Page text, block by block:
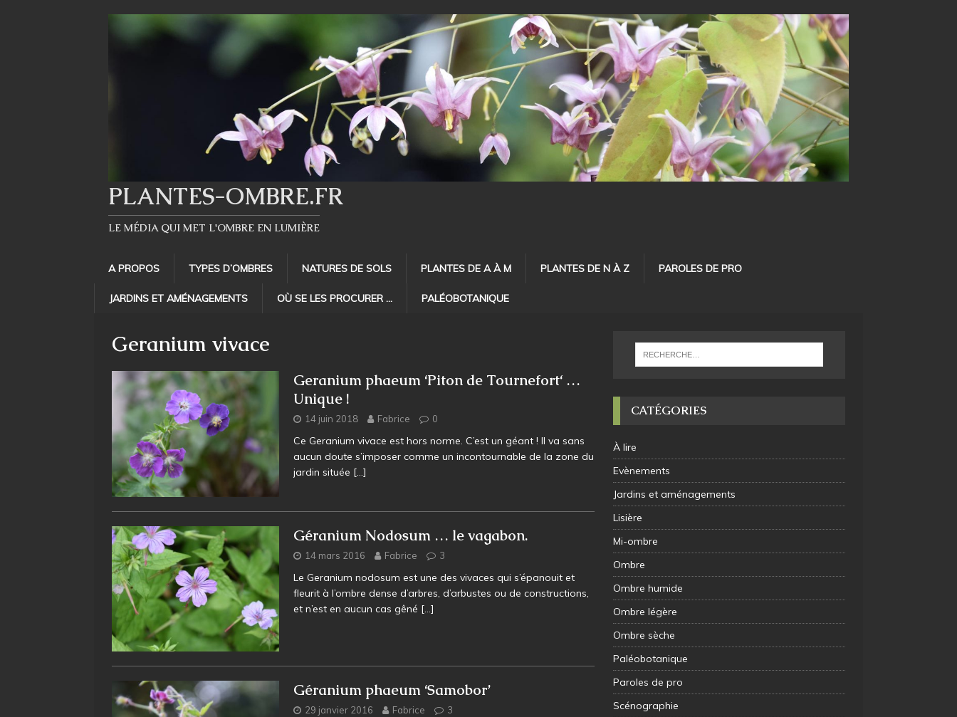
PLANTES-OMBRE.FR
LE MÉDIA QUI MET L'OMBRE EN LUMIÈRE
A PROPOS TYPES D’OMBRES NATURES DE SOLS PLANTES DE A À M PLANTES DE N À Z PAROLES DE PRO
JARDINS ET AMÉNAGEMENTS OÙ SE LES PROCURER … PALÉOBOTANIQUE
Geranium vivace
Geranium phaeum ‘Piton de Tournefort‘ …
Unique !
14 juin 2018 Fabrice 0
Ce Geranium vivace est hors norme. C’est un géant ! Il va sans
aucun doute s’imposer comme un incontournable de la zone du
jardin située […]
Géranium Nodosum … le vagabon.
14 mars 2016 Fabrice 3
Le Geranium nodosum est une des vivaces qui s’épanouit et
fleurit à l’ombre dense d’arbres, d’arbustes ou de constructions,
et n’est en aucun cas gêné […]
Géranium phaeum ‘Samobor’
29 janvier 2016 Fabrice 3
CATÉGORIES
À lire
Evènements
Jardins et aménagements
Lisière
Mi-ombre
Ombre
Ombre humide
Ombre légère
Ombre sèche
Paléobotanique
Paroles de pro
Scénographie